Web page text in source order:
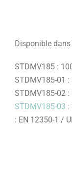
Disponible
STDMV185 :
STDMV185-01
STDMV185-02
STDMV185-03 :
: EN 12350-1 /